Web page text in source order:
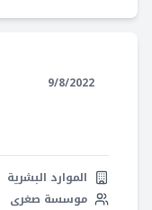
9/8/2022
الموارد البشرية
موسسة صغرى